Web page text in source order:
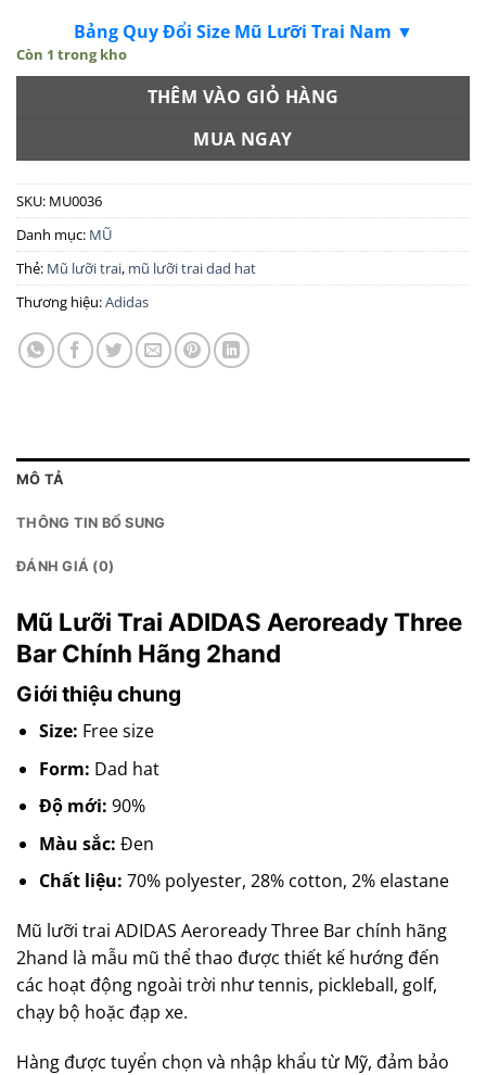
Bảng Quy Đổi Size Mũ Lưỡi Trai Nam ▼
Còn 1 trong kho
THÊM VÀO GIỎ HÀNG
MUA NGAY
SKU: MU0036
Danh mục: MŨ
Thẻ: Mũ lưỡi trai, mũ lưỡi trai dad hat
Thương hiệu:Adidas
MÔ TẢ
THÔNG TIN BỔ SUNG
ĐÁNH GIÁ (0)
Mũ Lưỡi Trai ADIDAS Aeroready Three
Bar Chính Hãng 2hand
Giới thiệu chung
Size: Free size
Form: Dad hat
Độ mới: 90%
Màu sắc: Đen
Chất liệu: 70% polyester, 28% cotton, 2% elastane
Mũ lưỡi trai ADIDAS Aeroready Three Bar chính hãng
2hand là mẫu mũ thể thao được thiết kế hướng đến
các hoạt động ngoài trời như tennis, pickleball, golf,
chạy bộ hoặc đạp xe.
Hàng được tuyển chọn và nhập khẩu từ Mỹ, đảm bảo